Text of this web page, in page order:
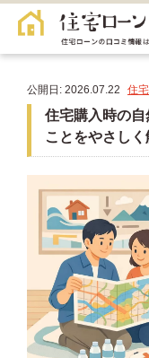
公開日: 2026.07.22 住
住宅購入時の
ことをやさしく